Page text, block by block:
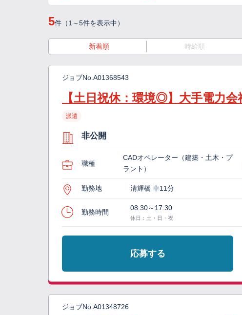
5件（1～5件を表示中）
新着順 時給順
ジョブNo. A01368543
【土日祝休：環境◎】大手電力
派遣
非公開
職種
CADオペレーター（建築・土木・プ
ラント）
勤務地 清輝橋 車11分
勤務時間
08:30～17:30
休日：土・日・祝
応募する
ジョブNo. A01348726